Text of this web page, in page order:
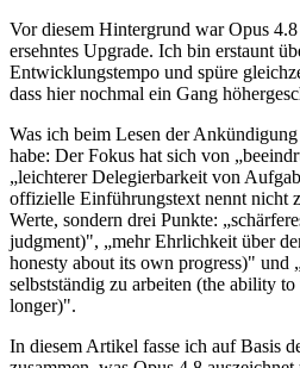
Vor diesem Hintergrund war Opus
ersehntes Upgrade. Ich bin erstaunt
Entwicklungstempo und spüre
dass hier nochmal ein Gang
Was ich beim Lesen der
habe: Der Fokus hat sich von
„leichterer Delegierbarkeit von
offizielle Einführungstext nennt nicht
Werte, sondern drei Punkte:
judgment)", „mehr Ehrlichkeit über
honesty about its own progress)" und
selbstständig zu arbeiten (the ability
longer)".
In diesem Artikel fasse ich auf Basis